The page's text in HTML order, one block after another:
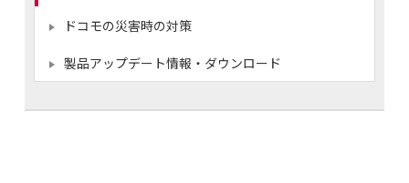
ドコモの災害時の対策
製品アップデート情報・ダウンロード